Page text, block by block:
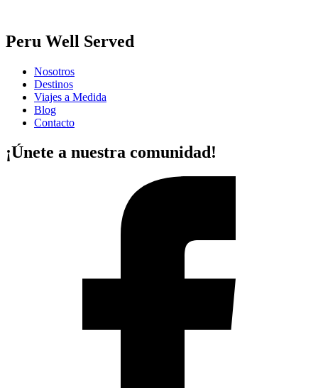
Peru Well Served
Nosotros
Destinos
Viajes a Medida
Blog
Contacto
¡Únete a nuestra comunidad!